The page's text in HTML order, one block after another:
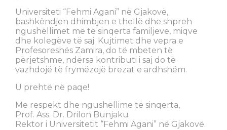
Universiteti “Fehmi Agani” në Gjakovë,
bashkëndjen dhimbjen e thellë dhe shpreh
ngushëllimet më të sinqerta familjeve, miqve
dhe kolegëve të saj. Kujtimet dhe vepra e
Profesoreshës Zamira, do të mbeten të
përjetshme, ndërsa kontributi i saj do të
vazhdojë të frymëzojë brezat e ardhshëm.
U prehtë në paqe!
Me respekt dhe ngushëllime të sinqerta,
Prof. Ass. Dr. Drilon Bunjaku
Rektor i Universitetit “Fehmi Agani” në Gjakovë.